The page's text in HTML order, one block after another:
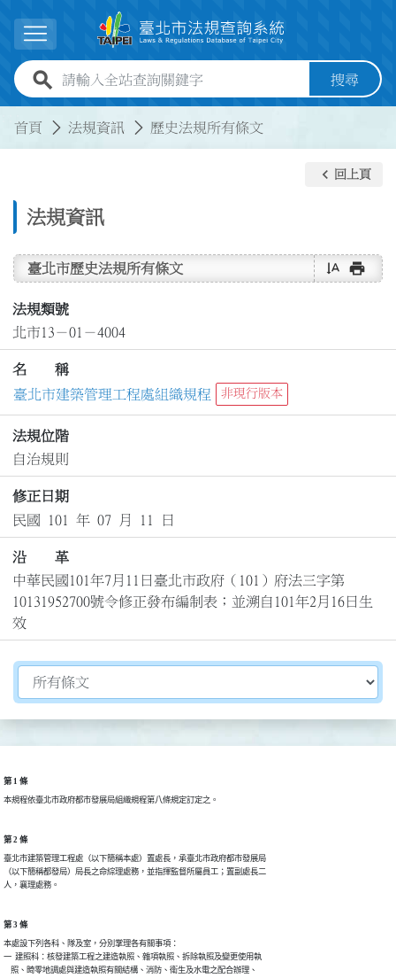
展開選單
全站查詢關鍵字欄位 搜尋
首頁 法規資訊 歷史法規所有條文
法規資訊
keyboard_arrow_left 回上頁
臺北市歷史法規所有條文 text_rotate_vertical print
法規類號
北市13－01－4004
名 稱
臺北市建築管理工程處組織規程
非現行版本
法規位階
自治規則
修正日期
民國 101 年 07 月 11 日
沿 革
中華民國101年7月11日臺北市政府（101）府法三字第
10131952700號令修正發布編制表；並溯自101年2月16日生
效
切換選擇法規資訊內容
第 1 條
本規程依臺北市政府都市發展局組織規程第八條規定訂定之。
第 2 條
臺北市建築管理工程處（以下簡稱本處）置處長，承臺北市政府都市發展局
（以下簡稱都發局）局長之命綜理處務，並指揮監督所屬員工；置副處長二
人，襄理處務。
第 3 條
本處設下列各科、隊及室，分別掌理各有關事項：
一  建照科：核發建築工程之建造執照、雜項執照、拆除執照及變更使用執
    照、畸零地調處與建造執照有關結構、消防、衛生及水電之配合辦理、